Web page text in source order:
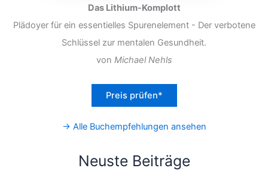
Das Lithium-Komplott
Plädoyer für ein essentielles Spurenelement - Der verbotene
Schlüssel zur mentalen Gesundheit.
von Michael Nehls
Preis prüfen*
→ Alle Buchempfehlungen ansehen
Neuste Beiträge